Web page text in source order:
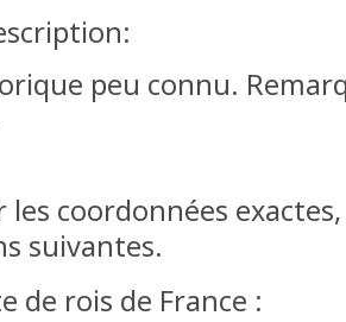
peu connu.
coordonnées
suivantes.
de rois de France :